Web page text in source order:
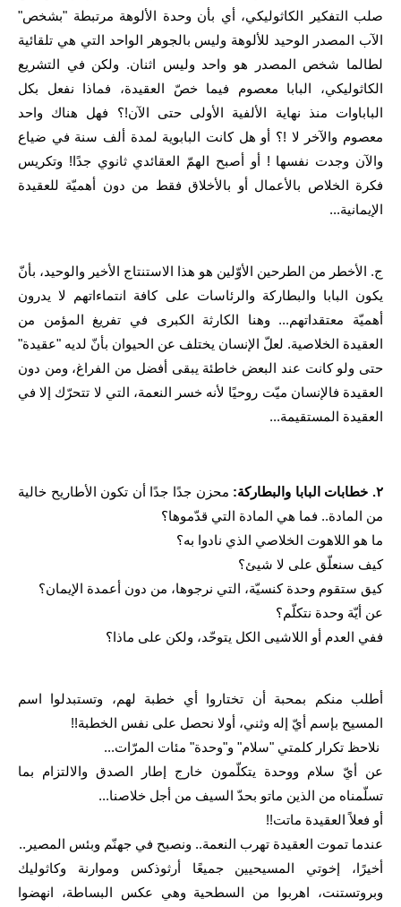
صلب التفكير الكاثوليكي، أي بأن وحدة الألوهة مرتبطة "بشخص"
الآب المصدر الوحيد للألوهة وليس بالجوهر الواحد التي هي تلقائية
لطالما شخص المصدر هو واحد وليس اثنان. ولكن في التشريع
الكاثوليكي، البابا معصوم فيما خصّ العقيدة، فماذا نفعل بكل
الباباوات منذ نهاية الألفية الأولى حتى الآن!؟ فهل هناك واحد
معصوم والآخر لا !؟ أو هل كانت البابوية لمدة ألف سنة في ضياع
والآن وجدت نفسها ! أو أصبح الهمّ العقائدي ثانوي جدًا! وتكريس
فكرة الخلاص بالأعمال أو بالأخلاق فقط من دون أهميّة للعقيدة
الإيمانية...
ج. الأخطر من الطرحين الأوّلين هو هذا الاستنتاج الأخير والوحيد، بأنّ
يكون البابا والبطاركة والرئاسات على كافة انتماءاتهم لا يدرون
أهميّة معتقداتهم... وهنا الكارثة الكبرى في تفريغ المؤمن من
العقيدة الخلاصية. لعلّ الإنسان يختلف عن الحيوان بأنّ لديه "عقيدة"
حتى ولو كانت عند البعض خاطئة يبقى أفضل من الفراغ، ومن دون
العقيدة فالإنسان ميّت روحيًا لأنه خسر النعمة، التي لا تتحرّك إلا في
العقيدة المستقيمة...
٢. خطابات البابا والبطاركة:
محزن جدًا جدًا أن تكون الأطاريح خالية
من المادة.. فما هي المادة التي قدّموها؟
ما هو اللاهوت الخلاصي الذي نادوا به؟
كيف سنعلّق على لا شيئ؟
كيق ستقوم وحدة كنسيّة، التي نرجوها، من دون أعمدة الإيمان؟
عن أيّة وحدة نتكلّم؟
ففي العدم أو اللاشيى الكل يتوحّد، ولكن على ماذا؟
أطلب منكم بمحبة أن تختاروا أي خطبة لهم، وتستبدلوا اسم
المسيح بإسم أيّ إله وثني، أولا نحصل على نفس الخطبة!!
نلاحظ تكرار كلمتي "سلام" و"وحدة" مئات المرّات...
عن أيّ سلام ووحدة يتكلّمون خارج إطار الصدق والالتزام بما
تسلّمناه من الذين ماتو بحدّ السيف من أجل خلاصنا...
أو فعلاً العقيدة ماتت!!
عندما تموت العقيدة تهرب النعمة.. ونصبح في جهنّم وبئس المصير..
أخيرًا، إخوتي المسيحيين جميعًا أرثوذكس وموارنة وكاثوليك
وبروتستنت، اهربوا من السطحية وهي عكس البساطة، انهضوا